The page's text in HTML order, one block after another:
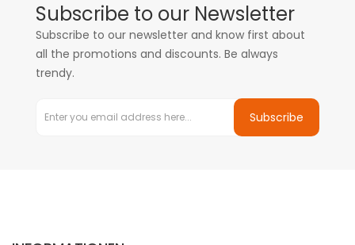
Subscribe to our Newsletter
Subscribe to our newsletter and know first about
all the promotions and discounts. Be always
trendy.
Subscribe